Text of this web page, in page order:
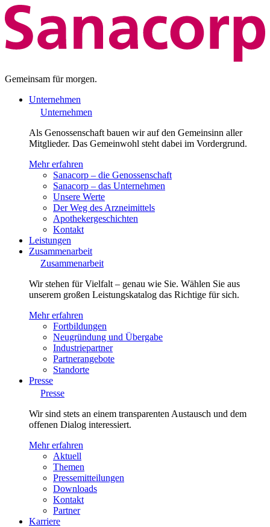
Gemeinsam für morgen.
Unternehmen
Unternehmen
Als Genossenschaft bauen wir auf den Gemeinsinn aller
Mitglieder. Das Gemeinwohl steht dabei im Vordergrund.
Mehr erfahren
Sanacorp – die Genossenschaft
Sanacorp – das Unternehmen
Unsere Werte
Der Weg des Arzneimittels
Apothekergeschichten
Kontakt
Leistungen
Zusammenarbeit
Zusammenarbeit
Wir stehen für Vielfalt – genau wie Sie. Wählen Sie aus
unserem großen Leistungskatalog das Richtige für sich.
Mehr erfahren
Fortbildungen
Neugründung und Übergabe
Industriepartner
Partnerangebote
Standorte
Presse
Presse
Wir sind stets an einem transparenten Austausch und dem
offenen Dialog interessiert.
Mehr erfahren
Aktuell
Themen
Pressemitteilungen
Downloads
Kontakt
Partner
Karriere